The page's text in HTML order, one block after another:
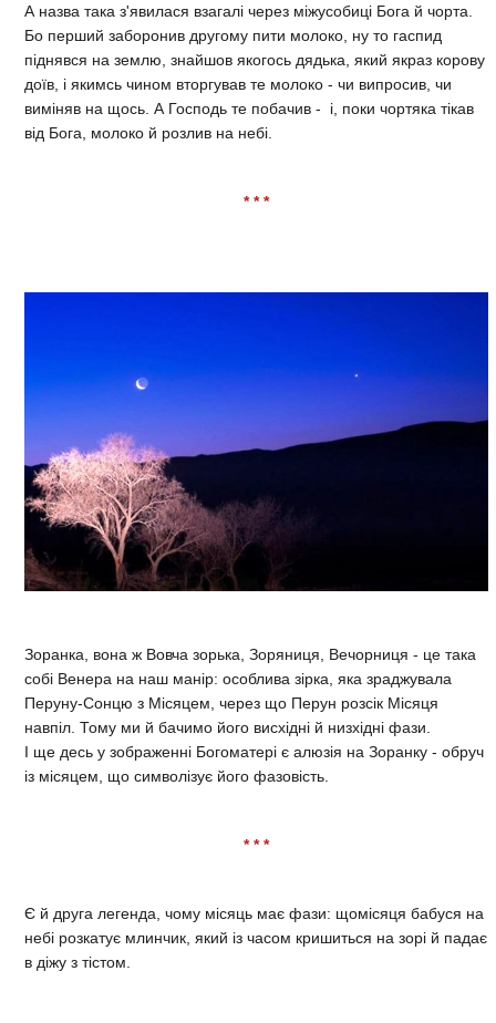
А назва така з'явилася взагалі через міжусобиці Бога й чорта.
Бо перший заборонив другому пити молоко, ну то гаспид
піднявся на землю, знайшов якогось дядька, який якраз корову
доїв, і якимсь чином вторгував те молоко - чи випросив, чи
виміняв на щось. А Господь те побачив - і, поки чортяка тікав
від Бога, молоко й розлив на небі.
* * *
Зоранка, вона ж Вовча зорька, Зоряниця, Вечорниця - це така
собі Венера на наш манір: особлива зірка, яка зраджувала
Перуну-Сонцю з Місяцем, через що Перун розсік Місяця
навпіл. Тому ми й бачимо його висхідні й низхідні фази.
І ще десь у зображенні Богоматері є алюзія на Зоранку - обруч
із місяцем, що символізує його фазовість.
* * *
Є й друга легенда, чому місяць має фази: щомісяця бабуся на
небі розкатує млинчик, який із часом кришиться на зорі й падає
в діжу з тістом.